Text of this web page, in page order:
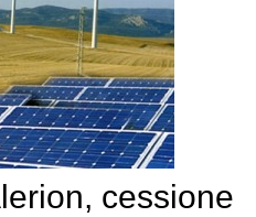
cessione